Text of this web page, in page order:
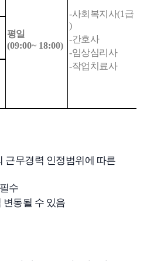
평일
(09:00~ 18:00)
-사회복지사(1 급
)
-간호사
-임상심리사
-작업치료사
근무경력 인정범위에 따른
수
변동될 수 있음